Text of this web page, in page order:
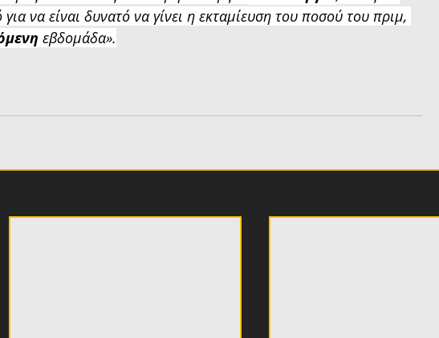
να είναι δυνατό να γίνει η εκταμίευση του ποσού του πριμ,
εβδομάδα».